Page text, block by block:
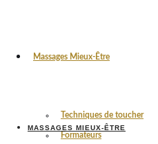
Massages Mieux-Être
Techniques de toucher
Formateurs
MASSAGES MIEUX-ÊTRE